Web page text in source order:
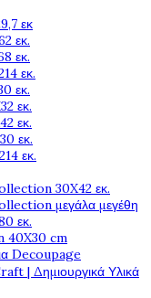
εκ
εκ.
εκ.
εκ.
εκ.
εκ.
εκ.
εκ.
εκ.
30X42 εκ.
μεγάλα μεγέθη
εκ.
40X30 cm
Decoupage
| Δημιουργικά Υλικά